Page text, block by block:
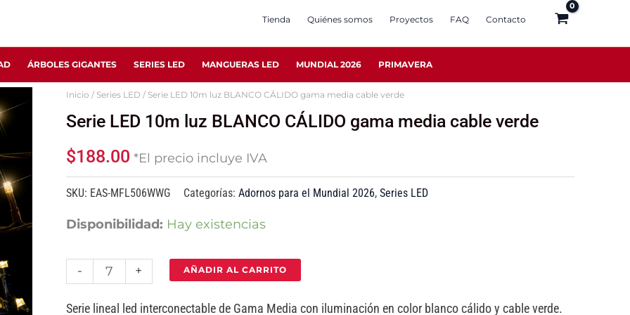
Tienda Quiénes somos Proyectos FAQ Contacto
ÁRBOLES GIGANTES SERIES LED MANGUERAS LED MUNDIAL 2026 PRIMAVERA
Inicio / Series LED/ Serie LED 10m luz BLANCO CÁLIDO gama media cable verde
Serie LED 10m luz BLANCO CÁLIDO gama media cable verde
$188.00 *El precio incluye IVA
SKU: EAS-MFL506WWG Categorías: Adornos para el Mundial 2026, Series LED
Disponibilidad: Hay existencias
-
Serie
LED
10m
luz
BLANCO
gama
media
cable
verde
+ AÑADIR AL CARRITO
Serie lineal led interconectable de Gama Media con iluminación en color blanco cálido y cable verde.